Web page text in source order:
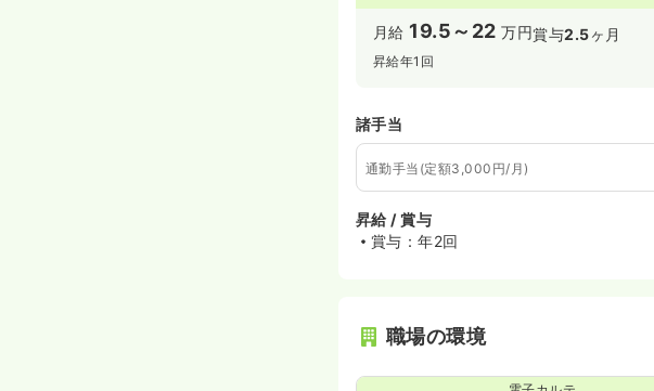
月給 19.5～22 万円賞与2.5ヶ月
昇給年1回
諸手当
通勤手当(定額3,000円/月)
昇給 / 賞与
賞与：年2回
職場の環境